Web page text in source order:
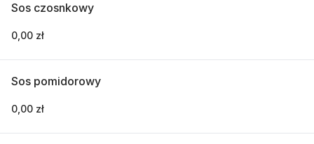
Sos czosnkowy
0,00 zł
Sos pomidorowy
0,00 zł